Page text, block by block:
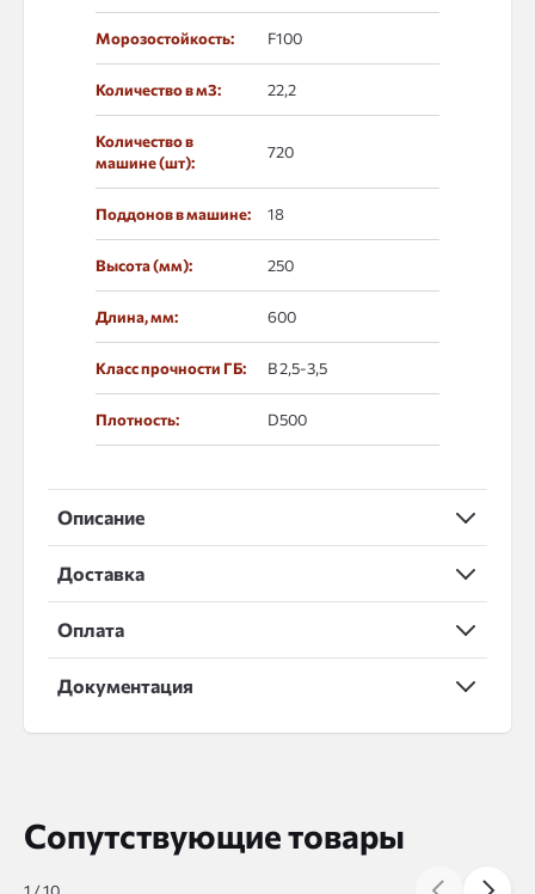
Морозостойкость: F100
Количество в м3: 22,2
Количество в
машине (шт):
720
Поддонов в машине: 18
Высота (мм): 250
Длина, мм: 600
Класс прочности ГБ: В 2,5-3,5
Плотность: D500
Описание
Доставка
Оплата
Документация
Сопутствующие товары